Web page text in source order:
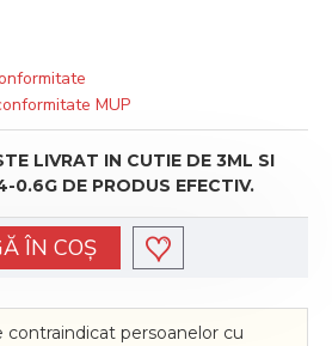
MUP
ÎN COŞ
contraindicat persoanelor cu
LIVRAT IN CUTIE DE 3ML SI
0.6G DE PRODUS EFECTIV.